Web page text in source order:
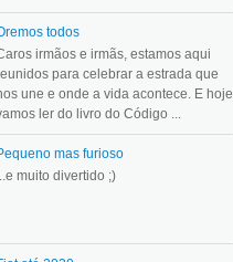
todos
irmãos e irmãs, estamos aqui
para celebrar a estrada que
une e onde a vida acontece. E hoje
ler do livro do Código ...
mas furioso
muito divertido ;)